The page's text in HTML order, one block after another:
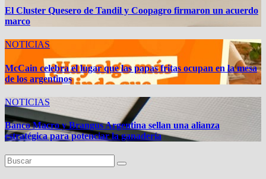
El Cluster Quesero de Tandil y Coopagro firmaron un acuerdo
marco
NOTICIAS
McCain celebra el lugar que las papas fritas ocupan en la mesa
de los argentinos
NOTICIAS
Banco Macro y Brangus Argentina sellan una alianza
estratégica para potenciar la ganadería